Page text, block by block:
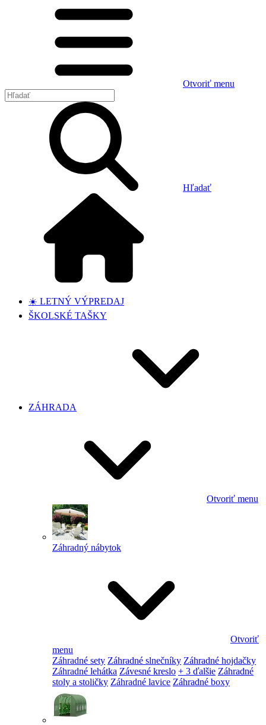
Otvoriť menu
Hľadať
☀️ LETNÝ VÝPREDAJ
ŠKOLSKÉ TAŠKY
ZÁHRADA
Otvoriť menu
Záhradný nábytok
Otvoriť
menu
Záhradné sety Záhradné slnečníky Záhradné hojdačky
Záhradné lehátka Závesné kreslo + 3 ďalšie Záhradné
stoly a stoličky Záhradné lavice Záhradné boxy